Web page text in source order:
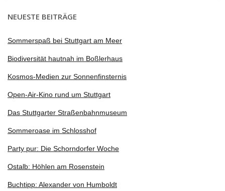
NEUESTE BEITRÄGE
Sommerspaß bei Stuttgart am Meer
Biodiversität hautnah im Boßlerhaus
Kosmos-Medien zur Sonnenfinsternis
Open-Air-Kino rund um Stuttgart
Das Stuttgarter Straßenbahnmuseum
Sommeroase im Schlosshof
Party pur: Die Schorndorfer Woche
Ostalb: Höhlen am Rosenstein
Buchtipp: Alexander von Humboldt